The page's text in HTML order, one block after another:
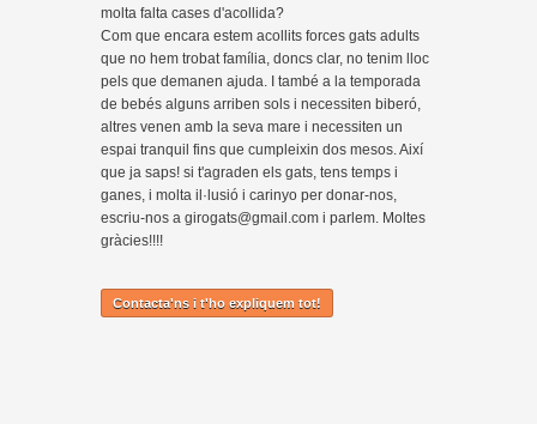
molta falta cases d'acollida?
Com que encara estem acollits forces gats adults
que no hem trobat família, doncs clar, no tenim lloc
pels que demanen ajuda. I també a la temporada
de bebés alguns arriben sols i necessiten biberó,
altres venen amb la seva mare i necessiten un
espai tranquil fins que cumpleixin dos mesos. Així
que ja saps! si t'agraden els gats, tens temps i
ganes, i molta il·lusió i carinyo per donar-nos,
escriu-nos a girogats@gmail.com i parlem. Moltes
gràcies!!!!
Contacta'ns i t'ho expliquem tot!